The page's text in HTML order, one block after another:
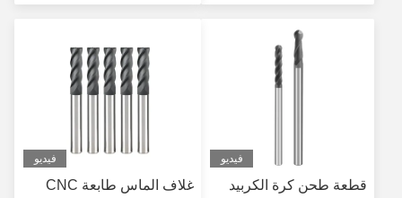
فيديو
قطعة طحن كرة الكربيد
فيديو
غلاف الماس طابعة CNC